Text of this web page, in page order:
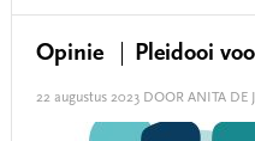
Opinie Pleidooi
22 augustus 2023DOOR ANITA DE